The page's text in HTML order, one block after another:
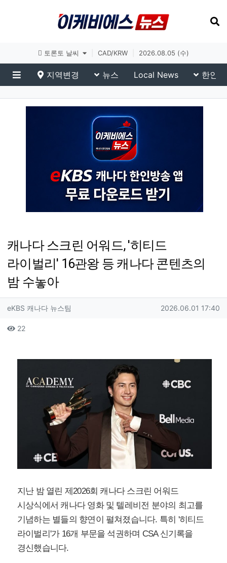
토론토 날씨 CAD/KRW 2026.08.05 (수)
메뉴
지역변경 뉴스 Local News 한인
eKBS News
캐나다 스크린 어워드, '히티드
라이벌리' 16관왕 등 캐나다 콘텐츠의
밤 수놓아
작성자 정보
eKBS 캐나다 뉴스팀 작성일
2026.06.01 17:40
컨텐츠 정보
22조회
지난 밤 열린 제2026회 캐나다 스크린 어워드
시상식에서 캐나다 영화 및 텔레비전 분야의 최고를
기념하는 별들의 향연이 펼쳐졌습니다. 특히 '히티드
라이벌리'가 16개 부문을 석권하며 CSA 신기록을
경신했습니다.